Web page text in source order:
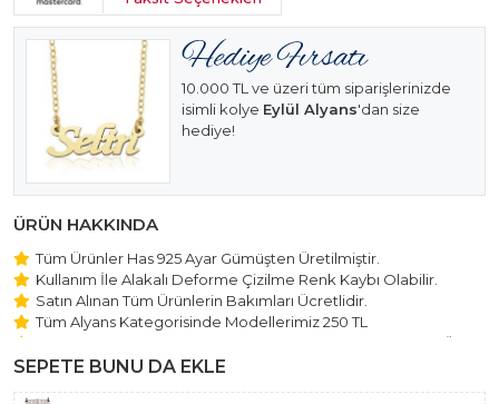
10.000 TL ve üzeri tüm siparişlerinizde
isimli kolye Eylül Alyans'dan size
hediye!
ÜRÜN HAKKINDA
Tüm Ürünler Has 925 Ayar Gümüşten Üretilmiştir.
Kullanım İle Alakalı Deforme Çizilme Renk Kaybı Olabilir.
Satın Alınan Tüm Ürünlerin Bakımları Ücretlidir.
Tüm Alyans Kategorisinde Modellerimiz 250 TL
Beştaş Tektaş Kolye ve Bileklik Modellerimiz 150 TL Sabit Ücret
ile Hareket Edilmektedir.
SEPETE BUNU DA EKLE